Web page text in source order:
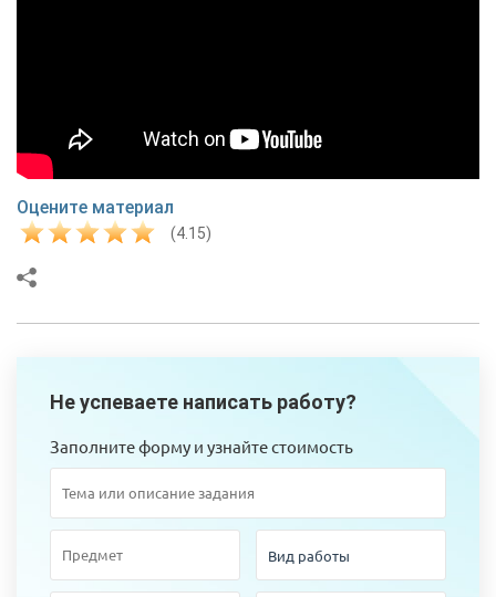
Оцените материал
(4.15)
Не успеваете написать работу?
Заполните форму и узнайте стоимость